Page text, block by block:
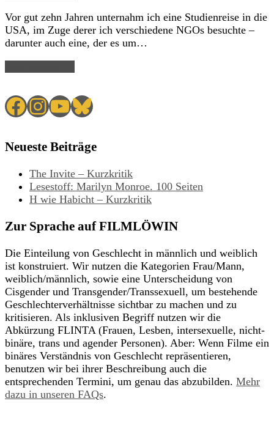
Vor gut zehn Jahren unternahm ich eine Studienreise in die
USA, im Zuge derer ich verschiedene NGOs besuchte –
darunter auch eine, der es um…
Facebook
Instagram
YouTube
Bluesky
Neueste Beiträge
The Invite – Kurzkritik
Lesestoff: Marilyn Monroe. 100 Seiten
H wie Habicht – Kurzkritik
Zur Sprache auf FILMLÖWIN
Die Einteilung von Geschlecht in männlich und weiblich
ist konstruiert. Wir nutzen die Kategorien Frau/Mann,
weiblich/männlich, sowie eine Unterscheidung von
Cisgender und Transgender/Transsexuell, um bestehende
Geschlechterverhältnisse sichtbar zu machen und zu
kritisieren. Als inklusiven Begriff nutzen wir die
Abkürzung FLINTA (Frauen, Lesben, intersexuelle, nicht-
binäre, trans und agender Personen). Aber: Wenn Filme ein
binäres Verständnis von Geschlecht repräsentieren,
benutzen wir bei ihrer Beschreibung auch die
entsprechenden Termini, um genau das abzubilden. Mehr
dazu in unseren FAQs.